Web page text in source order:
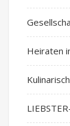
Heiraten